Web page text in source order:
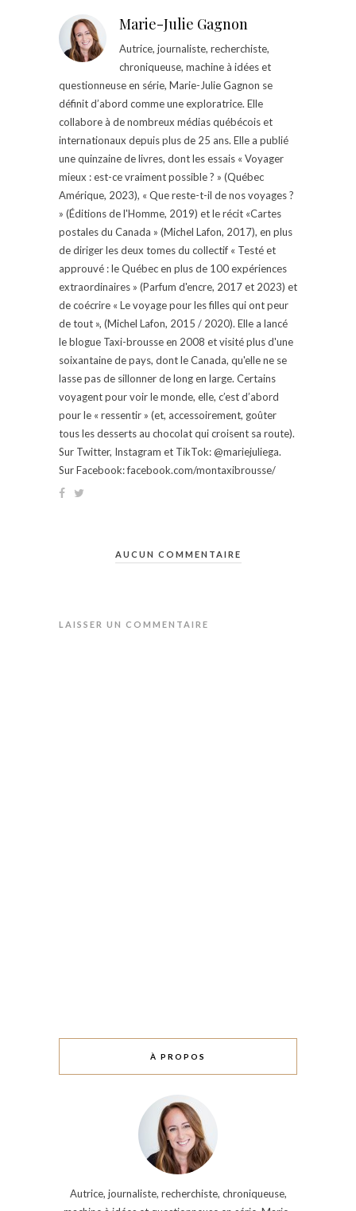
Marie-Julie Gagnon
Autrice, journaliste, recherchiste,
chroniqueuse, machine à idées et
questionneuse en série, Marie-Julie Gagnon se
définit d’abord comme une exploratrice. Elle
collabore à de nombreux médias québécois et
internationaux depuis plus de 25 ans. Elle a publié
une quinzaine de livres, dont les essais « Voyager
mieux : est-ce vraiment possible ? » (Québec
Amérique, 2023), « Que reste-t-il de nos voyages ?
» (Éditions de l'Homme, 2019) et le récit «Cartes
postales du Canada » (Michel Lafon, 2017), en plus
de diriger les deux tomes du collectif « Testé et
approuvé : le Québec en plus de 100 expériences
extraordinaires » (Parfum d'encre, 2017 et 2023) et
de coécrire « Le voyage pour les filles qui ont peur
de tout », (Michel Lafon, 2015 / 2020). Elle a lancé
le blogue Taxi-brousse en 2008 et visité plus d'une
soixantaine de pays, dont le Canada, qu'elle ne se
lasse pas de sillonner de long en large. Certains
voyagent pour voir le monde, elle, c’est d’abord
pour le « ressentir » (et, accessoirement, goûter
tous les desserts au chocolat qui croisent sa route).
Sur Twitter, Instagram et TikTok: @mariejuliega.
Sur Facebook: facebook.com/montaxibrousse/
AUCUN COMMENTAIRE
LAISSER UN COMMENTAIRE
À PROPOS
Autrice, journaliste, recherchiste, chroniqueuse,